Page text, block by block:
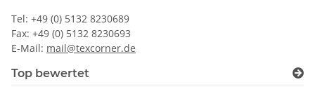
Tel: +49 (0) 5132 8230689
Fax: +49 (0) 5132 8230693
E-Mail: mail@texcorner.de
Top bewertet